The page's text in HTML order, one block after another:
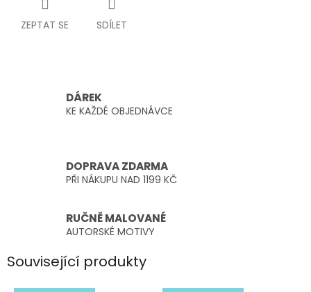
ZEPTAT SE SDÍLET
DÁREK
KE KAŽDÉ OBJEDNÁVCE
DOPRAVA ZDARMA
PŘI NÁKUPU NAD 1199 KČ
RUČNĚ MALOVANÉ
AUTORSKÉ MOTIVY
Související produkty